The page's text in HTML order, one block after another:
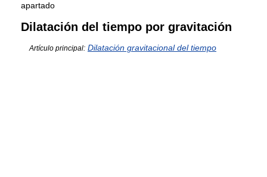
apartado
Dilatación del tiempo por gravitación
Artículo principal: Dilatación gravitacional del tiempo